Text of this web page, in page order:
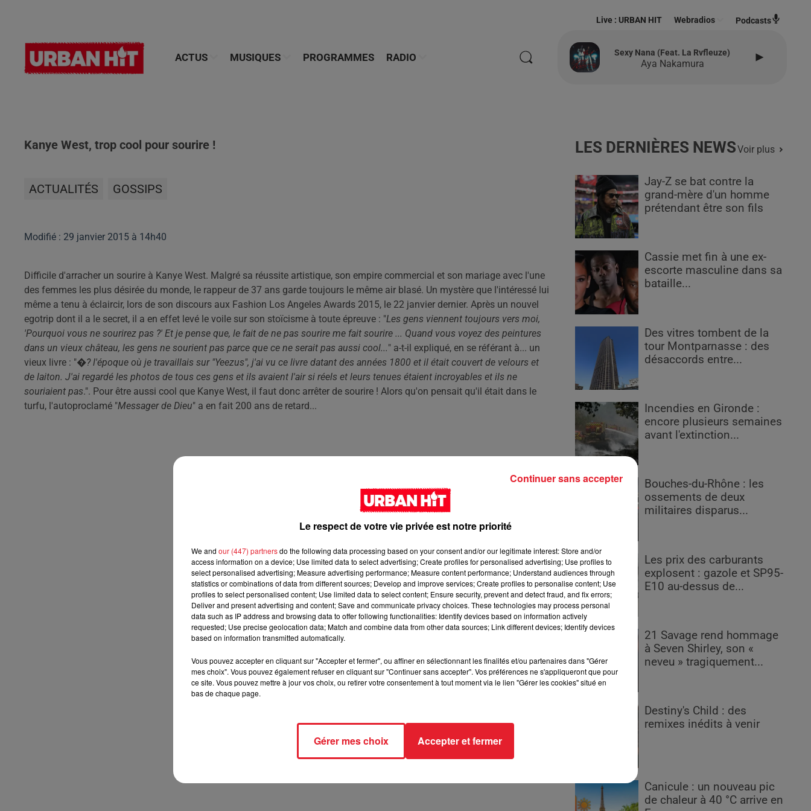
ACTUS MUSIQUES PROGRAMMES RADIO
Live : URBAN HIT Webradios Podcasts
Sexy Nana (feat. La Rvfleuze)
Aya Nakamura
Kanye West, trop cool pour sourire !
ACTUALITÉS GOSSIPS
Modifié : 29 janvier 2015 à 14h40
Difficile d'arracher un sourire à Kanye West. Malgré sa réussite artistique, son empire commercial et son mariage avec l'une
des femmes les plus désirée du monde, le rappeur de 37 ans garde toujours le même air blasé. Un mystère que l'intéressé lui
même a tenu à éclaircir, lors de son discours aux Fashion Los Angeles Awards 2015, le 22 janvier dernier. Après un nouvel
egotrip dont il a le secret, il a en effet levé le voile sur son stoïcisme à toute épreuve : "Les gens viennent toujours vers moi,
'Pourquoi vous ne sourirez pas ?' Et je pense que, le fait de ne pas sourire me fait sourire ... Quand vous voyez des peintures
dans un vieux château, les gens ne sourient pas parce que ce ne serait pas aussi cool..." a-t-il expliqué, en se référant à... un
vieux livre : "�? l'époque où je travaillais sur "Yeezus", j'ai vu ce livre datant des années 1800 et il était couvert de velours et
de laiton. J'ai regardé les photos de tous ces gens et ils avaient l'air si réels et leurs tenues étaient incroyables et ils ne
souriaient pas.". Pour être aussi cool que Kanye West, il faut donc arrêter de sourire ! Alors qu'on pensait qu'il était dans le
turfu, l'autoproclamé "Messager de Dieu" a en fait 200 ans de retard...
LES DERNIÈRES NEWSVoir plus
Jay-Z se bat contre la
grand-mère d'un homme
prétendant être son fils
Cassie met fin à une ex-
escorte masculine dans sa
bataille...
Des vitres tombent de la
tour Montparnasse : des
désaccords entre...
Incendies en Gironde :
encore plusieurs semaines
avant l'extinction...
Bouches-du-Rhône : les
ossements de deux
militaires disparus...
Les prix des carburants
explosent : gazole et SP95-
E10 au-dessus de...
21 Savage rend hommage
à Seven Shirley, son «
neveu » tragiquement...
Destiny's Child : des
remixes inédits à venir
Canicule : un nouveau pic
de chaleur à 40 °C arrive en
Le respect de votre vie privée est notre priorité
We and our (447) partnersdo the following data processing based on your consent and/or our legitimate interest: Store and/or
access information on a device; Use limited data to select advertising; Create profiles for personalised advertising; Use profiles to
select personalised advertising; Measure advertising performance; Measure content performance; Understand audiences through
statistics or combinations of data from different sources; Develop and improve services; Create profiles to personalise content; Use
profiles to select personalised content; Use limited data to select content; Ensure security, prevent and detect fraud, and fix errors;
Deliver and present advertising and content; Save and communicate privacy choices. These technologies may process personal
data such as IP address and browsing data to offer following functionalities: Identify devices based on information actively
requested; Use precise geolocation data; Match and combine data from other data sources; Link different devices; Identify devices
based on information transmitted automatically.
Vous pouvez accepter en cliquant sur "Accepter et fermer", ou affiner en sélectionnant les finalités et/ou partenaires dans "Gérer
mes choix". Vous pouvez également refuser en cliquant sur "Continuer sans accepter". Vos préférences ne s'appliqueront que pour
ce site. Vous pouvez mettre à jour vos choix, ou retirer votre consentement à tout moment via le lien "Gérer les cookies" situé en
bas de chaque page.
Gérer mes choix Accepter et fermer
Continuer sans accepter